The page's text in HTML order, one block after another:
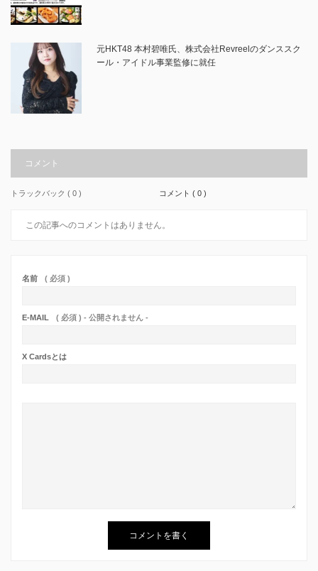
元HKT48 本村碧唯氏、株式会社Revreelのダンススク
ール・アイドル事業監修に就任
コメント
トラックバック ( 0 ) コメント ( 0 )
この記事へのコメントはありません。
名前 ( 必須 )
E-MAIL ( 必須 ) - 公開されません -
X Cardsとは